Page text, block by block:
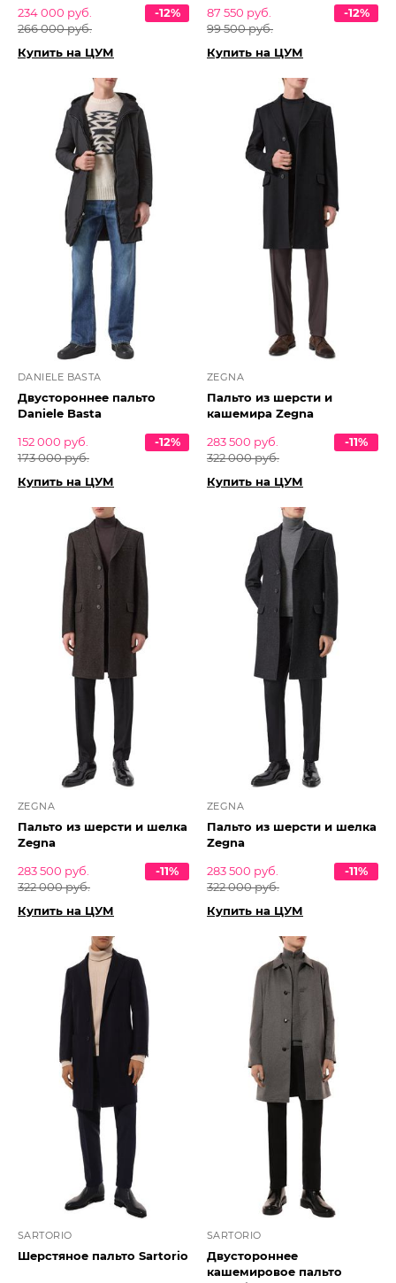
234 000 руб.
266 000 руб.
-12%
Купить на ЦУМ
87 550 руб.
99 500 руб.
-12%
Купить на ЦУМ
DANIELE BASTA
Двустороннее пальто
Daniele Basta
152 000 руб.
173 000 руб.
-12%
Купить на ЦУМ
ZEGNA
Пальто из шерсти и
кашемира Zegna
283 500 руб.
322 000 руб.
-11%
Купить на ЦУМ
ZEGNA
Пальто из шерсти и шелка
Zegna
283 500 руб.
322 000 руб.
-11%
Купить на ЦУМ
ZEGNA
Пальто из шерсти и шелка
Zegna
283 500 руб.
322 000 руб.
-11%
Купить на ЦУМ
SARTORIO
Шерстяное пальто Sartorio
SARTORIO
Двустороннее
кашемировое пальто